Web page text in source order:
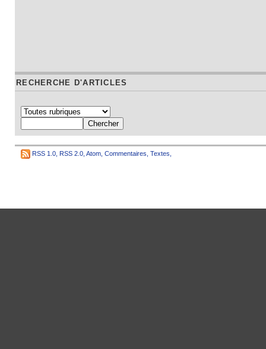
RECHERCHE D'ARTICLES
RSS 1.0 RSS 2.0 Atom Commentaires Textes